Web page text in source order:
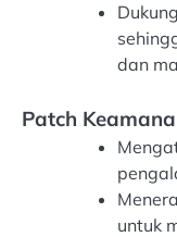
dan
Patch
untuk